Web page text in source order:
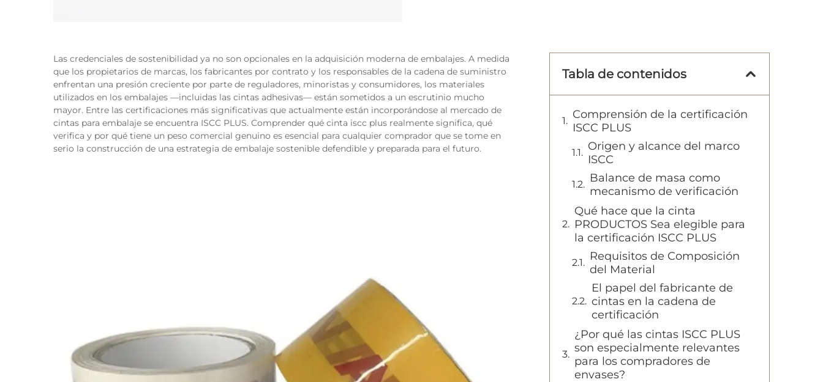
Las credenciales de sostenibilidad ya no son opcionales en la adquisición moderna de embalajes. A medida
que los propietarios de marcas, los fabricantes por contrato y los responsables de la cadena de suministro
enfrentan una presión creciente por parte de reguladores, minoristas y consumidores, los materiales
utilizados en los embalajes —incluidas las cintas adhesivas— están sometidos a un escrutinio mucho
mayor. Entre las certificaciones más significativas que actualmente están incorporándose al mercado de
cintas para embalaje se encuentra ISCC PLUS. Comprender qué cinta iscc plus realmente significa, qué
verifica y por qué tiene un peso comercial genuino es esencial para cualquier comprador que se tome en
serio la construcción de una estrategia de embalaje sostenible defendible y preparada para el futuro.
Tabla de contenidos
Comprensión de la certificación
ISCC PLUS
Origen y alcance del marco
ISCC
Balance de masa como
mecanismo de verificación
Qué hace que la cinta
PRODUCTOS Sea elegible para
la certificación ISCC PLUS
Requisitos de Composición
del Material
El papel del fabricante de
cintas en la cadena de
certificación
¿Por qué las cintas ISCC PLUS
son especialmente relevantes
para los compradores de
envases?